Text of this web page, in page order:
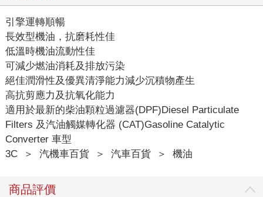
引擎運轉順暢
長效型機油，抗磨耗性佳
低溫時機油流動性佳
可減少燃油消耗及排放污染
絕佳潤滑性及優異清淨能力減少沉積物產生
高抗剪應力及抗氧化能力
適用於最新的柴油顆粒過濾器(DPF)Diesel Particulate
Filters 及汽油觸媒轉化器 (CAT)Gasoline Catalytic
Converter 車型
3C
＞ 汽機車百貨 ＞ 汽車百貨 ＞ 機油
商品評價